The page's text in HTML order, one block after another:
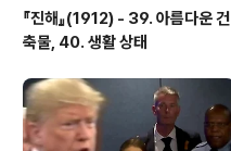
『진해』(1912) - 39. 아름다운 건
축물, 40. 생활 상태